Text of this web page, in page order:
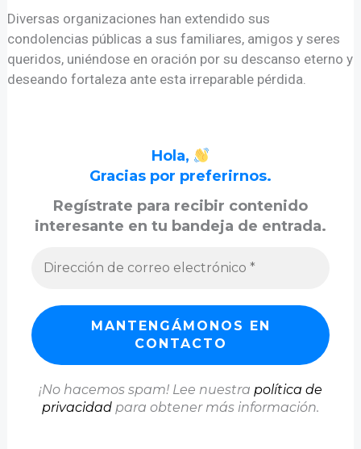
Diversas organizaciones han extendido sus
condolencias públicas a sus familiares, amigos y seres
queridos, uniéndose en oración por su descanso eterno y
deseando fortaleza ante esta irreparable pérdida.
Hola,
Gracias por preferirnos.
Regístrate para recibir contenido
interesante en tu bandeja de entrada.
¡No hacemos spam! Lee nuestra política de
privacidad para obtener más información.